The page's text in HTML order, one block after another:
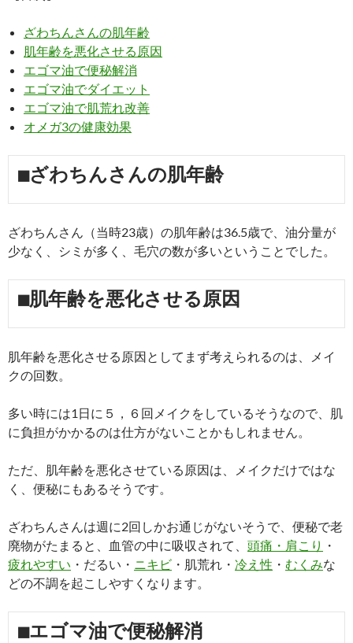
ざわちんさんの肌年齢
肌年齢を悪化させる原因
エゴマ油で便秘解消
エゴマ油でダイエット
エゴマ油で肌荒れ改善
オメガ3の健康効果
■ざわちんさんの肌年齢
ざわちんさん（当時23歳）の肌年齢は36.5歳で、油分量が
少なく、シミが多く、毛穴の数が多いということでした。
■肌年齢を悪化させる原因
肌年齢を悪化させる原因としてまず考えられるのは、メイ
クの回数。
多い時には1日に５，６回メイクをしているそうなので、肌
に負担がかかるのは仕方がないことかもしれません。
ただ、肌年齢を悪化させている原因は、メイクだけではな
く、便秘にもあるそうです。
ざわちんさんは週に2回しかお通じがないそうで、便秘で老
廃物がたまると、血管の中に吸収されて、 頭痛・肩こり ・
疲れやすい ・だるい・ ニキビ ・肌荒れ・ 冷え性 ・ むくみな
どの不調を起こしやすくなります。
■エゴマ油で便秘解消